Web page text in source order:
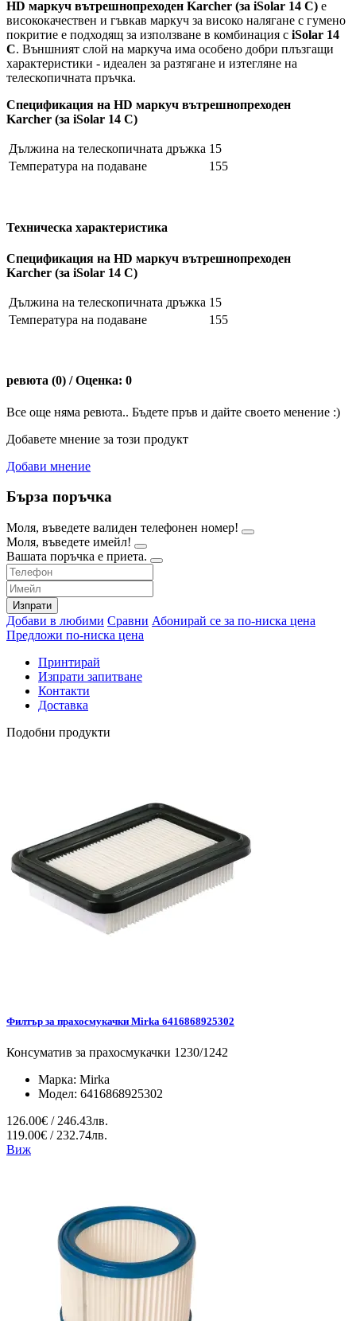
HD маркуч вътрешнопреходен Karcher (за iSolar 14 C) е
висококачествен и гъвкав маркуч за високо налягане с гумено
покритие е подходящ за използване в комбинация с iSolar 14
C. Външният слой на маркуча има особено добри плъзгащи
характеристики - идеален за разтягане и изтегляне на
телескопичната пръчка.
Спецификация на HD маркуч вътрешнопреходен
Karcher (за iSolar 14 C)
Дължина на телескопичната дръжка 15
Температура на подаване
155
Техническа характеристика
Спецификация на HD маркуч вътрешнопреходен
Karcher (за iSolar 14 C)
Дължина на телескопичната дръжка 15
Температура на подаване
155
ревюта (0) / Оценка: 0
Все още няма ревюта.. Бъдете пръв и дайте своето менение :)
Добавете мнение за този продукт
Добави мнение
Бърза поръчка
Моля, въведете валиден телефонен номер!
Моля, въведете имейл!
Вашата поръчка е приета.
Изпрати
Добави в любими Сравни Абонирай се за по-ниска цена
Предложи по-ниска цена
Принтирай
Изпрати запитване
Контакти
Доставка
Подобни продукти
Филтър за прахосмукачки Mirka 6416868925302
Консуматив за прахосмукачки 1230/1242
Марка: Mirka
Модел: 6416868925302
126.00€ / 246.43лв.
119.00€ / 232.74лв.
Виж